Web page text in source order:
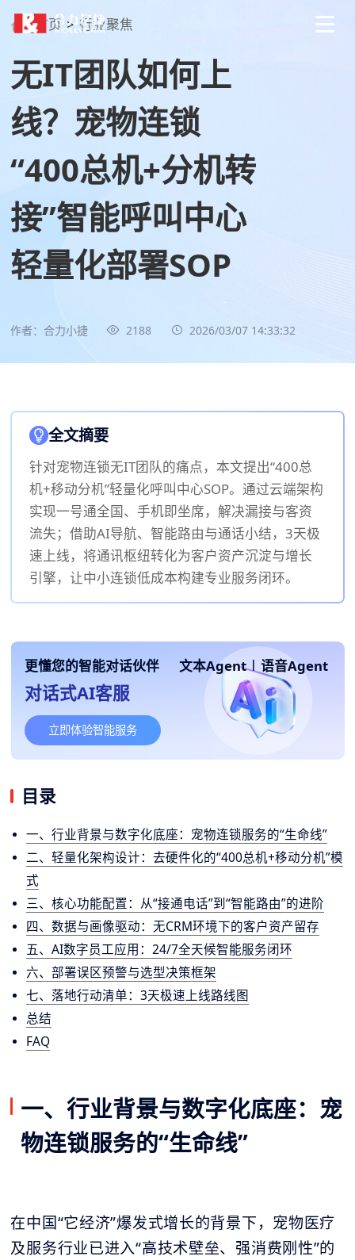
首页 > 行业聚焦
无IT团队如何上
线？宠物连锁
“400总机+分机转
接”智能呼叫中心
轻量化部署SOP
作者：合力小捷 2188 2026/03/07 14:33:32
全文摘要
针对宠物连锁无IT团队的痛点，本文提出“400总
机+移动分机”轻量化呼叫中心SOP。通过云端架构
实现一号通全国、手机即坐席，解决漏接与客资
流失；借助AI导航、智能路由与通话小结，3天极
速上线，将通讯枢纽转化为客户资产沉淀与增长
引擎，让中小连锁低成本构建专业服务闭环。
更懂您的智能对话伙伴 文本Agent | 语音Agent
对话式AI客服
立即体验智能服务
目录
一、行业背景与数字化底座：宠物连锁服务的“生命线”
二、轻量化架构设计：去硬件化的“400总机+移动分机”模
式
三、核心功能配置：从“接通电话”到“智能路由”的进阶
四、数据与画像驱动：无CRM环境下的客户资产留存
五、AI数字员工应用：24/7全天候智能服务闭环
六、部署误区预警与选型决策框架
七、落地行动清单：3天极速上线路线图
总结
FAQ
一、行业背景与数字化底座：宠
物连锁服务的“生命线”
在中国“它经济”爆发式增长的背景下，宠物医疗
及服务行业已进入“高技术壁垒、强消费刚性”的